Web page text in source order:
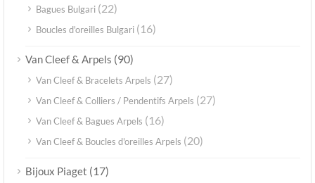
Bagues Bulgari (22)
Boucles d'oreilles Bulgari (16)
Van Cleef & Arpels (90)
Van Cleef & Bracelets Arpels (27)
Van Cleef & Colliers / Pendentifs Arpels (27)
Van Cleef & Bagues Arpels (16)
Van Cleef & Boucles d'oreilles Arpels (20)
Bijoux Piaget (17)